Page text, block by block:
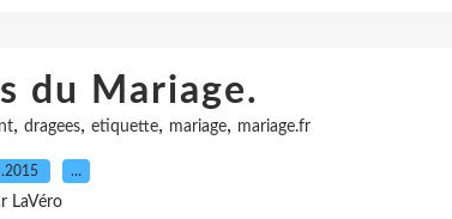
du Mariage.
, dragees, etiquette, mariage, mariage.fr
…
LaVéro